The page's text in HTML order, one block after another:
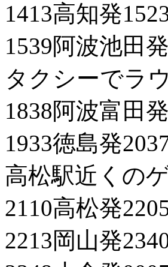
1413高知発
1539阿波池田
タクシーでラ
1838阿波富田
1933徳島発
高松駅近くの
2110高松発
2213岡山発